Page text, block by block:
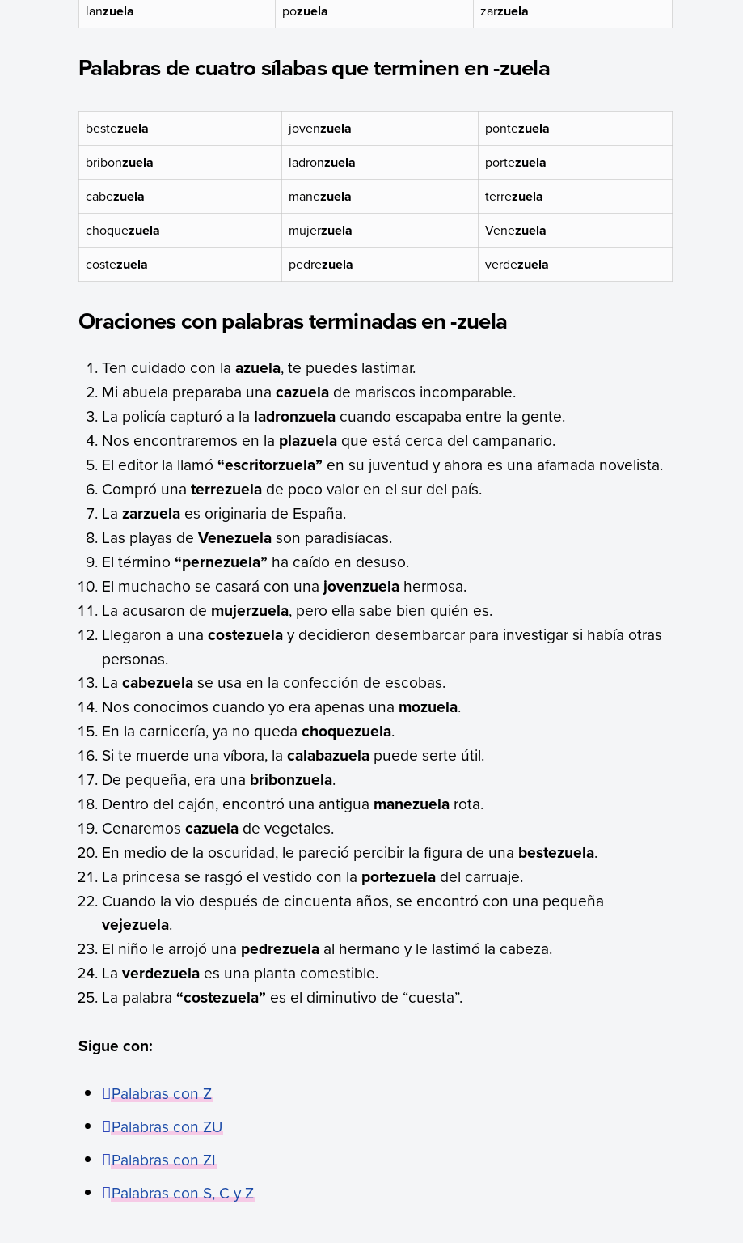
lanzuela pozuela zarzuela
Palabras de cuatro sílabas que terminen en -zuela
bestezuela jovenzuela pontezuela
bribonzuela ladronzuela portezuela
cabezuela manezuela terrezuela
choquezuela mujerzuela Venezuela
costezuela pedrezuela verdezuela
Oraciones con palabras terminadas en -zuela
Ten cuidado con laazuela, te puedes lastimar.
Mi abuela preparaba unacazuela de mariscos incomparable.
La policía capturó a la ladronzuela cuando escapaba entre la gente.
Nos encontraremos en la plazuela que está cerca del campanario.
El editor la llamó“escritorzuela” en su juventud y ahora es una afamada novelista.
Compró unaterrezuela de poco valor en el sur del país.
Lazarzuela es originaria de España.
Las playas deVenezuelason paradisíacas.
El término“pernezuela” ha caído en desuso.
El muchacho se casará con una jovenzuela hermosa.
La acusaron de mujerzuela, pero ella sabe bien quién es.
Llegaron a unacostezuelay decidieron desembarcar para investigar si había otras
personas.
Lacabezuelase usa en la confección de escobas.
Nos conocimos cuando yo era apenas una mozuela.
En la carnicería, ya no quedachoquezuela.
Si te muerde una víbora, lacalabazuela puede serte útil.
De pequeña, era una bribonzuela.
Dentro del cajón, encontró una antigua manezuela rota.
Cenaremoscazuela de vegetales.
En medio de la oscuridad, le pareció percibir la figura de una bestezuela.
La princesa se rasgó el vestido con la portezuela del carruaje.
Cuando la vio después de cincuenta años, se encontró con una pequeña
vejezuela.
El niño le arrojó una pedrezuela al hermano y le lastimó la cabeza.
Laverdezuela es una planta comestible.
La palabra“costezuela” es el diminutivo de “cuesta”.
Sigue con:
Palabras con Z
Palabras con ZU
Palabras con ZI
Palabras con S, C y Z